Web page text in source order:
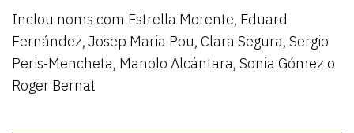
Inclou noms com Estrella Morente, Eduard
Fernández, Josep Maria Pou, Clara Segura, Sergio
Peris-Mencheta, Manolo Alcántara, Sonia Gómez o
Roger Bernat